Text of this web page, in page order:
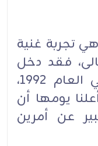
هي تجربة غنية
فقد دخل
الحزب إلى المجلس النيابي العام 1992،
يومها أن
عن أمرين